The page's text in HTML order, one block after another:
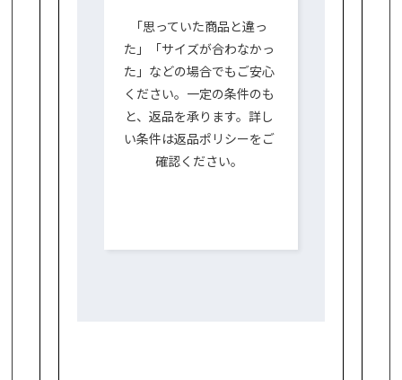
「思っていた商品と違っ
た」「サイズが合わなかっ
た」などの場合でもご安心
ください。一定の条件のも
と、返品を承ります。詳し
い条件は返品ポリシーをご
確認ください。